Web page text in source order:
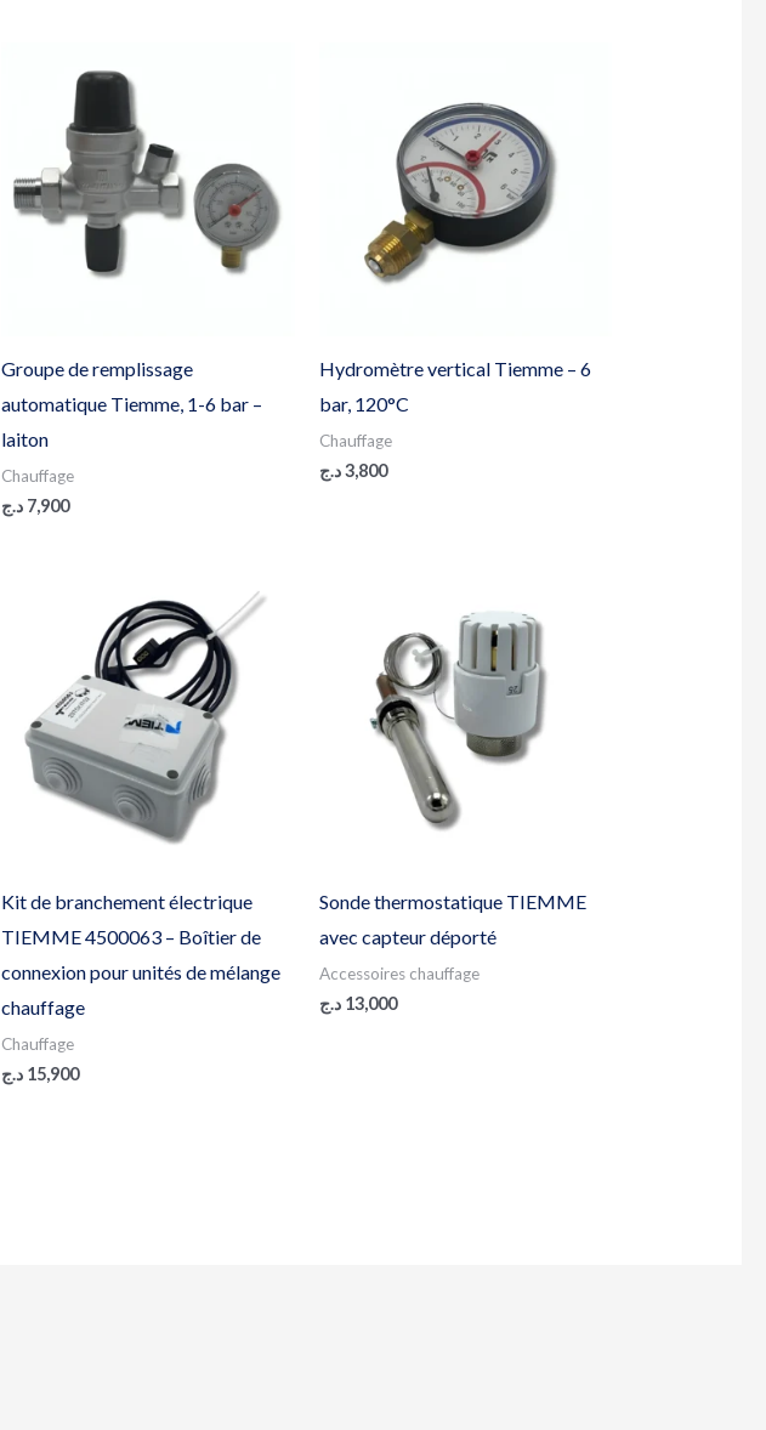
Groupe de remplissage
automatique Tiemme, 1-6 bar –
laiton
Chauffage
7,900 د.ج
Hydromètre vertical Tiemme – 6
bar, 120°C
Chauffage
3,800د.ج
Kit de branchement électrique
TIEMME 4500063 – Boîtier de
connexion pour unités de mélange
chauffage
Chauffage
15,900 د.ج
Sonde thermostatique TIEMME
avec capteur déporté
Accessoires chauffage
13,000 د.ج